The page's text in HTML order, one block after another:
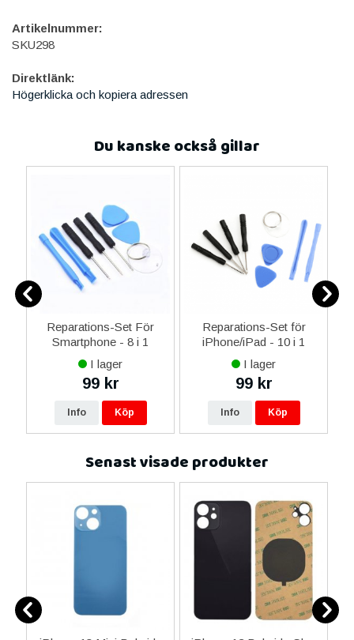
Artikelnummer:
SKU298
Direktlänk:
Högerklicka och kopiera adressen
Du kanske också gillar
Reparations-Set För
Smartphone - 8 i 1
I lager
99 kr
Info Köp
Reparations-Set för
iPhone/iPad - 10 i 1
I lager
99 kr
Info Köp
Senast visade produkter